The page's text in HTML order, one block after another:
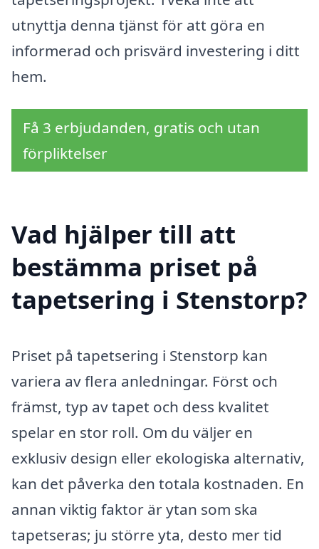
utnyttja denna tjänst för att göra en
informerad och prisvärd investering i ditt
hem.
Få 3 erbjudanden, gratis och utan
förpliktelser
Vad hjälper till att
bestämma priset på
tapetsering i Stenstorp?
Priset på tapetsering i Stenstorp kan
variera av flera anledningar. Först och
främst, typ av tapet och dess kvalitet
spelar en stor roll. Om du väljer en
exklusiv design eller ekologiska alternativ,
kan det påverka den totala kostnaden. En
annan viktig faktor är ytan som ska
tapetseras; ju större yta, desto mer tid